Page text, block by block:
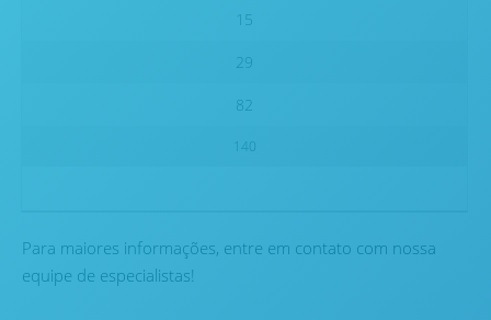
15
29
82
140
Para maiores informações, entre em contato com nossa
equipe de especialistas!